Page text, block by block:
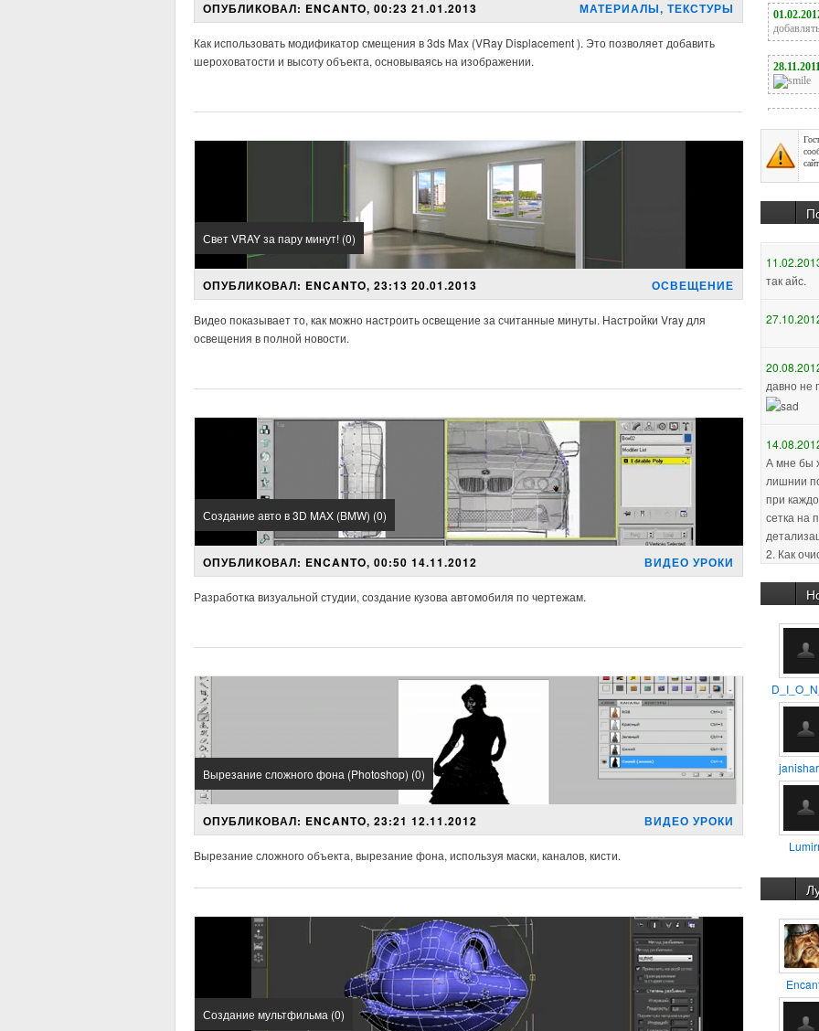
ОПУБЛИКОВАЛ: ENCANTO, 00:23 21.01.2013 МАТЕРИАЛЫ, ТЕКСТУРЫ
Как использоватьмодификаторсмещения в3ds Max (VRay Displacement ). Это позволяет добавить
шероховатости и высотуобъекта, основываясь на изображении.
Свет VRAY за пару минут! (0)
ОПУБЛИКОВАЛ: ENCANTO, 23:13 20.01.2013 ОСВЕЩЕНИЕ
Видео показывает то, как можно настроить освещение за считанные минуты. Настройки Vray для
освещения в полной новости.
Создание авто в 3D MAX (BMW) (0)
ОПУБЛИКОВАЛ: ENCANTO, 00:50 14.11.2012 ВИДЕО УРОКИ
Разработка визуальной студии, создание кузова автомобиля по чертежам.
Вырезание сложного фона (Photoshop) (0)
ОПУБЛИКОВАЛ: ENCANTO, 23:21 12.11.2012 ВИДЕО УРОКИ
Вырезание сложного объекта, вырезание фона, используя маски, каналов, кисти.
Создание мультфильма (0)
так айс.
давно не
А мне бы
лишнии
при
сетка на
2. Как
Заранее
:unsure:
уроков,